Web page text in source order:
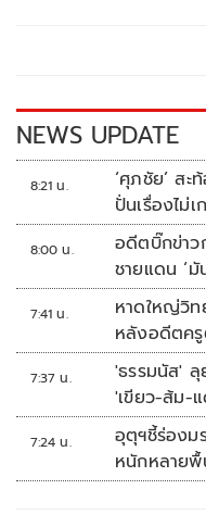
k k
NEWS UPDATE
8:21 น.
‘ศุภชัย’ สะ
ปั่นเรื่องไม่
8:00 น.
อดีตบิ๊กข่าว
ชายแดน ‘มั
7:41 น.
หาดใหญ่วิท
หลังอดีตค
ข่มขู่
7:37 น.
'ธรรมนัส' ลุ
'เขียว-ส้ม-
7:24 น.
อุตุฯชี้ร่องม
หนักหลาย